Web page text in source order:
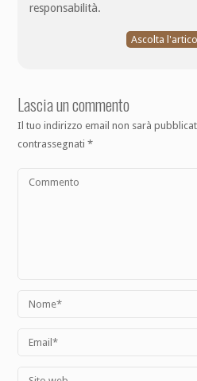
responsabilità.
Ascolta
Lascia un commento
Il tuo indirizzo email non sarà
contrassegnati*